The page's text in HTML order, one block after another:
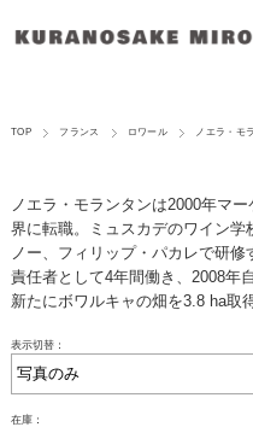
TOP フランス ロワール ノエラ・モ
ノエラ・モランタンは2000年マ
界に転職。ミュスカデのワイン
ノー、フィリップ・パカレで研
責任者として4年間働き、2008年
新たにボワルキャの畑を3.8 ha取
表示切替：
在庫：